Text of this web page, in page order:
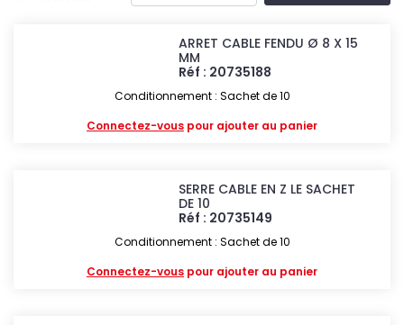
ARRET CABLE FENDU Ø 8 X 15
MM
Réf : 20735188
Conditionnement : Sachet de 10
Connectez-vous pour ajouter au panier
SERRE CABLE EN Z LE SACHET
DE 10
Réf : 20735149
Conditionnement : Sachet de 10
Connectez-vous pour ajouter au panier